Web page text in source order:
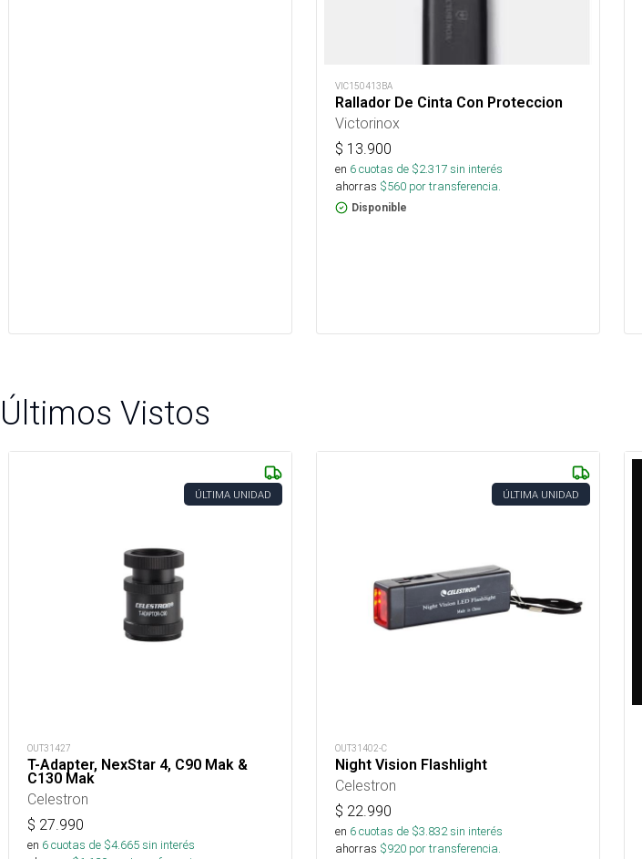
VIC150413BA
Rallador De Cinta Con Proteccion
Victorinox
$ 13.900
en 6cuotas de $2.317sin interés
ahorras $560 por transferencia.
Disponible
Últimos Vistos
ÚLTIMA UNIDAD
OUT31427
T-Adapter, NexStar 4, C90 Mak &
C130 Mak
Celestron
$ 27.990
en 6cuotas de $4.665sin interés
ÚLTIMA UNIDAD
OUT31402-C
Night Vision Flashlight
Celestron
$ 22.990
en 6cuotas de $3.832sin interés
ahorras $920 por transferencia.